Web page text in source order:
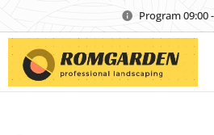
Program 09:00